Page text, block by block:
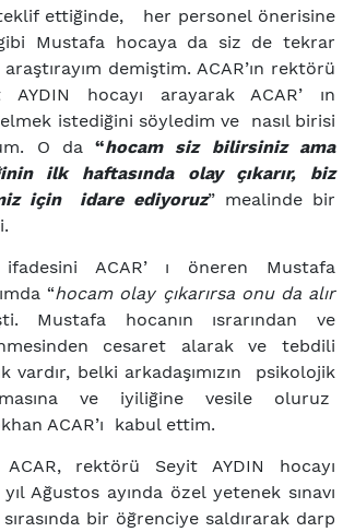
teklif ettiğinde, her personel önerisine
gibi Mustafa hocaya da siz de tekrar
demiştim. ACAR’ın rektörü
hocayı arayarak ACAR’ ın
istediğini söyledim ve nasıl birisi
O da“hocam siz bilirsiniz ama
ilk haftasında olay çıkarır, biz
için idare ediyoruz” mealinde bir
ifadesini ACAR’ ı öneren Mustafa
“hocam olay çıkarırsa onu da alır
Mustafa hocanın ısrarından ve
cesaret alarak ve tebdili
vardır, belki arkadaşımızın psikolojik
ve iyiliğine vesile oluruz
ACAR’ı kabul ettim.
rektörü Seyit AYDIN hocayı
yıl Ağustos ayında özel yetenek sınavı
bir öğrenciye saldırarak darp